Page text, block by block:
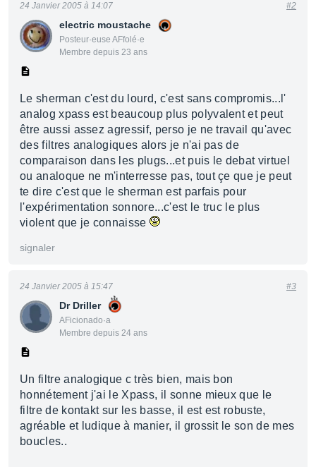
electric moustache
Posteur·euse AFfolé·e
Membre depuis 23 ans
24 Janvier 2005 à 14:07 #2
Le sherman c'est du lourd, c'est sans compromis...l'
analog xpass est beaucoup plus polyvalent et peut
être aussi assez agressif, perso je ne travail qu'avec
des filtres analogiques alors je n'ai pas de
comparaison dans les plugs...et puis le debat virtuel
ou analoque ne m'interresse pas, tout çe que je peut
te dire c'est que le sherman est parfais pour
l'expérimentation sonnore...c'est le truc le plus
violent que je connaisse
signaler
Dr Driller
AFicionado·a
Membre depuis 24 ans
24 Janvier 2005 à 15:47 #3
Un filtre analogique c très bien, mais bon
honnétement j'ai le Xpass, il sonne mieux que le
filtre de kontakt sur les basse, il est est robuste,
agréable et ludique à manier, il grossit le son de mes
boucles..